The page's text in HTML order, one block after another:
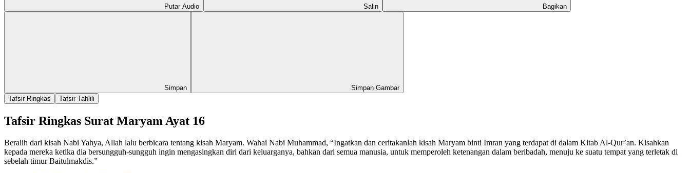
Putar Audio Salin Bagikan
Simpan
Simpan Gambar
Tafsir Ringkas
Tafsir Tahlili
Tafsir Ringkas Surat Maryam Ayat 16
Beralih dari kisah Nabi Yahya, Allah lalu berbicara tentang kisah Maryam. Wahai Nabi Muhammad, “Ingatkan dan ceritakanlah kisah Maryam binti Imran yang terdapat di dalam Kitab Al-Qur’an. Kisahkan
kepada mereka ketika dia bersungguh-sungguh ingin mengasingkan diri dari keluarganya, bahkan dari semua manusia, untuk memperoleh ketenangan dalam beribadah, menuju ke suatu tempat yang terletak di
sebelah timur Baitulmakdis.”